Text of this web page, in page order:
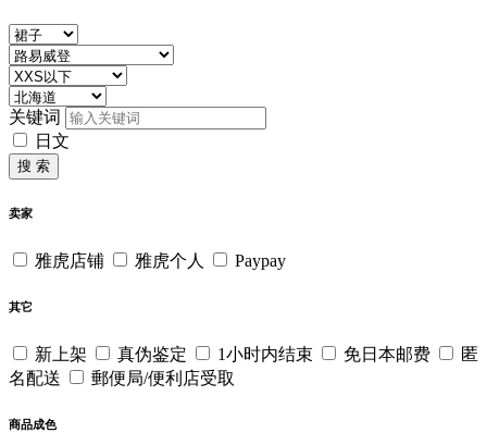
关键词
日文
搜 索
卖家
雅虎店铺 雅虎个人 Paypay
其它
新上架 真伪鉴定 1小时内结束 免日本邮费
匿
名配送
郵便局/便利店受取
商品成色